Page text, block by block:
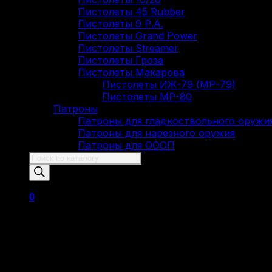
Пистолеты 45 Rubber
Пистолеты 9 Р.А.
Пистолеты Grand Power
Пистолеты Streamer
Пистолеты Гроза
Пистолеты Макарова
Пистолеты ИЖ-79 (МР-79)
Пистолеты МР-80
Патроны
Патроны для гладкоствольного
Патроны для нарезного оружия
Патроны для ОООП
Поиск
товаров
0